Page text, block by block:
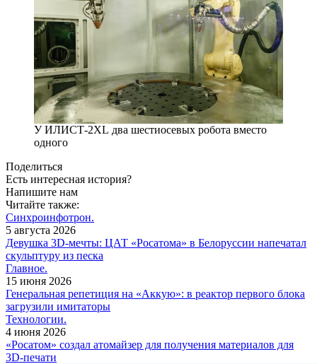
У ИЛИСТ‑2XL ​два шестиосевых робота вместо
одного
Поделиться
Есть интересная история?
Напишите нам
Читайте также:
Синхроинфотрон.
5 августа 2026
Девушка 3D-мечты: ЦАТ «Росатома» в Белоруссии напечатал
скульптуру из песка
Главное.
15 июня 2026
Генеральная репетиция на «Аккую»: в реактор первого блока
загрузили имитаторы
Технологии.
4 июня 2026
«Росатом» создал атомайзер для получения материалов для
3D-печати